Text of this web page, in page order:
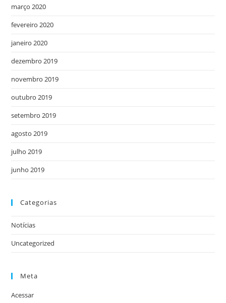
março 2020
fevereiro 2020
janeiro 2020
dezembro 2019
novembro 2019
outubro 2019
setembro 2019
agosto 2019
julho 2019
junho 2019
Categorias
Notícias
Uncategorized
Meta
Acessar